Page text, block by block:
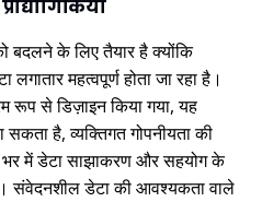
बदलने के लिए तैयार है क्योंकि
महत्वपूर्ण होता जा रहा है।
रूप से डिज़ाइन किया गया, यह
सकता है, व्यक्तिगत गोपनीयता की
भर में डेटा साझाकरण और सहयोग के
संवेदनशील डेटा की आवश्यकता वाले